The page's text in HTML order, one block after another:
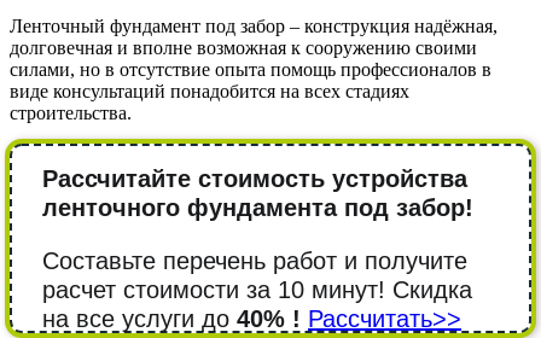
Ленточный фундамент под забор – конструкция надёжная,
долговечная и вполне возможная к сооружению своими
силами, но в отсутствие опыта помощь профессионалов в
виде консультаций понадобится на всех стадиях
строительства.
Рассчитайте стоимость устройства
ленточного фундамента под забор!
Составьте перечень работ и получите
расчет стоимости за 10 минут! Cкидка
на все услуги до 40% ! Рассчитать>>